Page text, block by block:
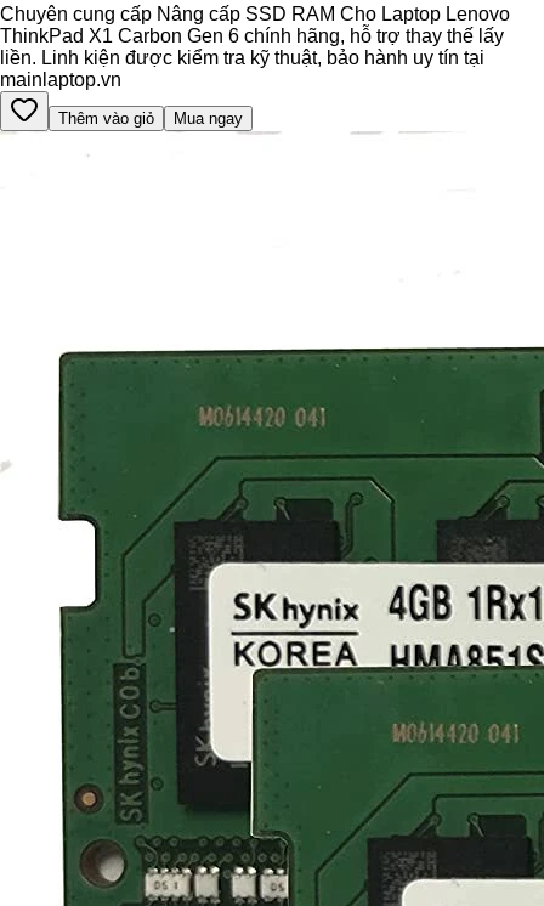
Chuyên cung cấp Nâng cấp SSD RAM Cho Laptop Lenovo
ThinkPad X1 Carbon Gen 6 chính hãng, hỗ trợ thay thế lấy
liền. Linh kiện được kiểm tra kỹ thuật, bảo hành uy tín tại
mainlaptop.vn
Thêm vào giỏ Mua ngay